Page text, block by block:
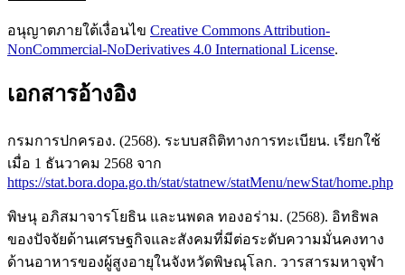
อนุญาตภายใต้เงื่อนไข Creative Commons Attribution-
NonCommercial-NoDerivatives 4.0 International License.
เอกสารอ้างอิง
กรมการปกครอง. (2568). ระบบสถิติทางการทะเบียน. เรียกใช้
เมื่อ 1 ธันวาคม 2568 จาก
https://stat.bora.dopa.go.th/stat/statnew/statMenu/newStat/home.php
พิษนุ อภิสมาจารโยธิน และนพดล ทองอร่าม. (2568). อิทธิพล
ของปัจจัยด้านเศรษฐกิจและสังคมที่มีต่อระดับความมั่นคงทาง
ด้านอาหารของผู้สูงอายุในจังหวัดพิษณุโลก. วารสารมหาจุฬา